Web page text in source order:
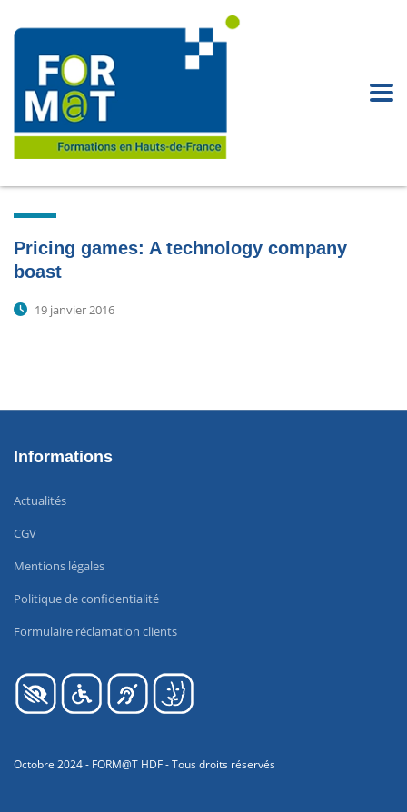
Pricing games: A technology company
boast
19 janvier 2016
Informations
Actualités
CGV
Mentions légales
Politique de confidentialité
Formulaire réclamation clients
Octobre 2024 - FORM@T HDF - Tous droits réservés